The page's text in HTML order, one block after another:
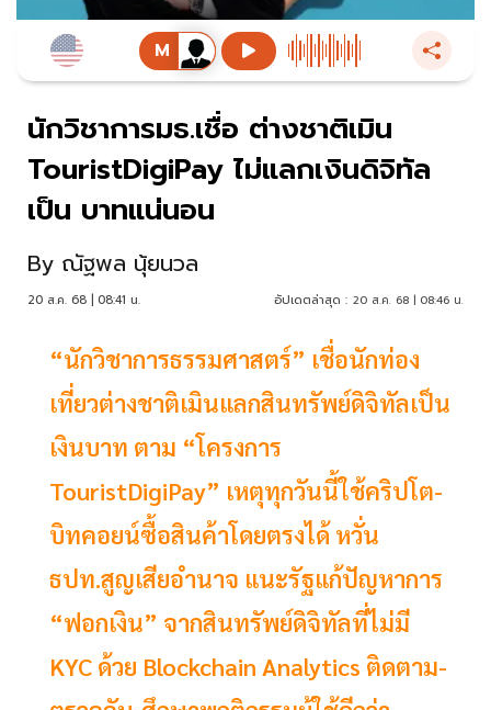
นักวิชาการมธ.เชื่อ ต่างชาติเมิน
TouristDigiPay ไม่แลกเงินดิจิทัล
เป็น บาทแน่นอน
By ณัฐพล นุ้ยนวล
20 ส.ค. 68 | 08:41 น. อัปเดตล่าสุด : 20 ส.ค. 68 | 08:46 น.
“นักวิชาการธรรมศาสตร์” เชื่อนักท่อง
เที่ยวต่างชาติเมินแลกสินทรัพย์ดิจิทัลเป็น
เงินบาท ตาม “โครงการ
TouristDigiPay” เหตุทุกวันนี้ใช้คริปโต-
บิทคอยน์ซื้อสินค้าโดยตรงได้ หวั่น
ธปท.สูญเสียอำนาจ แนะรัฐแก้ปัญหาการ
“ฟอกเงิน” จากสินทรัพย์ดิจิทัลที่ไม่มี
KYC ด้วย Blockchain Analytics ติดตาม-